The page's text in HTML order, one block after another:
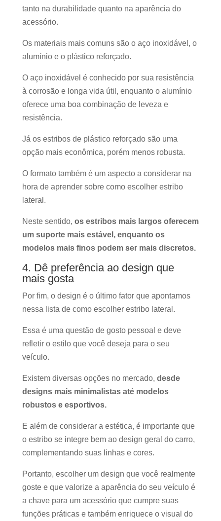
tanto na durabilidade quanto na aparência do
acessório.
Os materiais mais comuns são o aço inoxidável, o
alumínio e o plástico reforçado.
O aço inoxidável é conhecido por sua resistência
à corrosão e longa vida útil, enquanto o alumínio
oferece uma boa combinação de leveza e
resistência.
Já os estribos de plástico reforçado são uma
opção mais econômica, porém menos robusta.
O formato também é um aspecto a considerar na
hora de aprender sobre como escolher estribo
lateral.
Neste sentido, os estribos mais largos oferecem
um suporte mais estável, enquanto os
modelos mais finos podem ser mais discretos.
4. Dê preferência ao design que
mais gosta
Por fim, o design é o último fator que apontamos
nessa lista de como escolher estribo lateral.
Essa é uma questão de gosto pessoal e deve
refletir o estilo que você deseja para o seu
veículo.
Existem diversas opções no mercado, desde
designs mais minimalistas até modelos
robustos e esportivos.
E além de considerar a estética, é importante que
o estribo se integre bem ao design geral do carro,
complementando suas linhas e cores.
Portanto, escolher um design que você realmente
goste e que valorize a aparência do seu veículo é
a chave para um acessório que cumpre suas
funções práticas e também enriquece o visual do